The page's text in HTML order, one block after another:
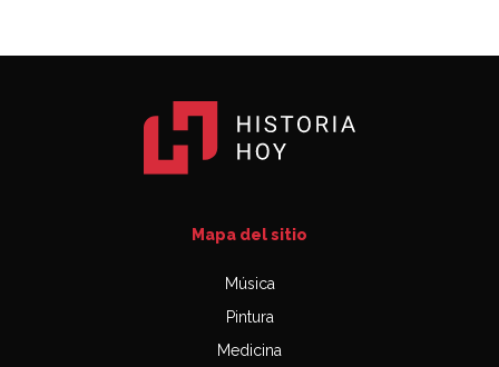
Mapa del sitio
Música
Pintura
Medicina